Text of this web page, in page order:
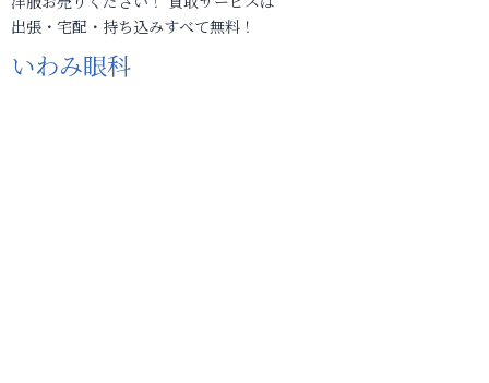
出張・宅配・持ち込みすべて無料！
いわみ眼科